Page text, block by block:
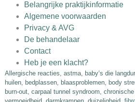
Belangrijke praktijkinformatie
Algemene voorwaarden
Privacy & AVG
De behandelaar
Contact
Heb je een klacht?
Allergische reacties, astma, baby’s die
huilen, bedplassen, blaasproblemen, body
burn-out, carpaal tunnel syndroom,